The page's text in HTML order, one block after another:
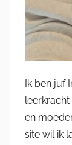
Ik ben juf
leerkracht
en
site wil ik